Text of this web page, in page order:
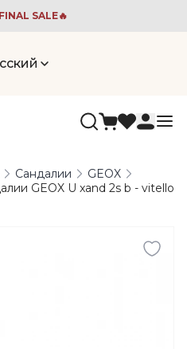
FINAL SALE🔥
Сандалии
GEOX
GEOX U xand 2s b - vitello